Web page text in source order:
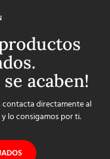
acaben!
directamente al
lo consigamos por ti.